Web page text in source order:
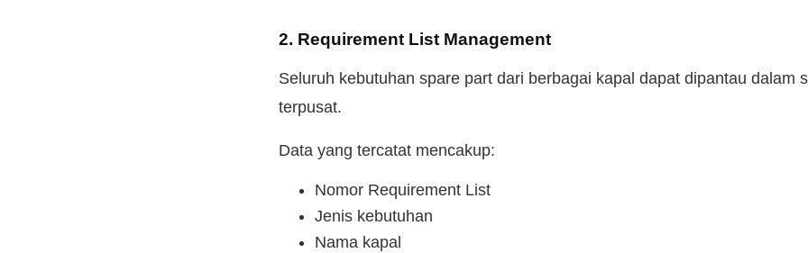
2. Requirement List Management
Seluruh kebutuhan spare part dari berbagai kapal dapat dipantau dalam
terpusat.
Data yang tercatat mencakup:
Nomor Requirement List
Jenis kebutuhan
Nama kapal